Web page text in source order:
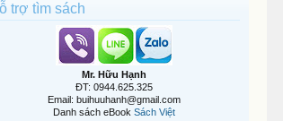
trợ tìm sách
Mr. Hữu Hạnh
ĐT: 0944.625.325
Email: buihuuhanh@gmail.com
Danh sách eBook Sách Việt